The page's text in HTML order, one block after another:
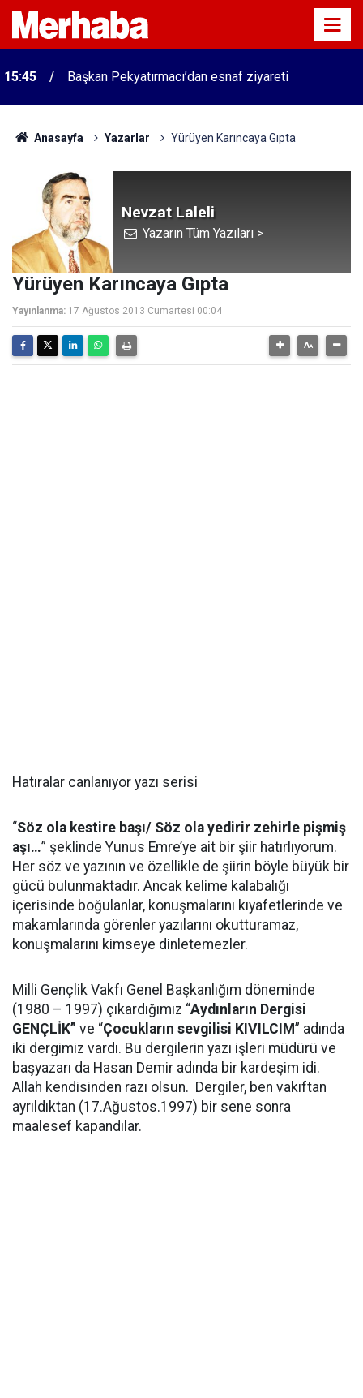
15:45 Başkan Pekyatırmacı’dan esnaf ziyareti
Anasayfa Yazarlar Yürüyen Karıncaya Gıpta
Nevzat Laleli
Yazarın Tüm Yazıları >
Yürüyen Karıncaya Gıpta
Yayınlanma: 17 Ağustos 2013 Cumartesi 00:04
Hatıralar canlanıyor yazı serisi
“Söz ola kestire başı/ Söz ola yedirir zehirle pişmiş
aşı…” şeklinde Yunus Emre’ye ait bir şiir hatırlıyorum.
Her söz ve yazının ve özellikle de şiirin böyle büyük bir
gücü bulunmaktadır. Ancak kelime kalabalığı
içerisinde boğulanlar, konuşmalarını kıyafetlerinde ve
makamlarında görenler yazılarını okutturamaz,
konuşmalarını kimseye dinletemezler.
Milli Gençlik Vakfı Genel Başkanlığım döneminde
(1980 – 1997) çıkardığımız “Aydınların Dergisi
GENÇLİK” ve “Çocukların sevgilisi KIVILCIM” adında
iki dergimiz vardı. Bu dergilerin yazı işleri müdürü ve
başyazarı da Hasan Demir adında bir kardeşim idi.
Allah kendisinden razı olsun. Dergiler, ben vakıftan
ayrıldıktan (17.Ağustos.1997) bir sene sonra
maalesef kapandılar.